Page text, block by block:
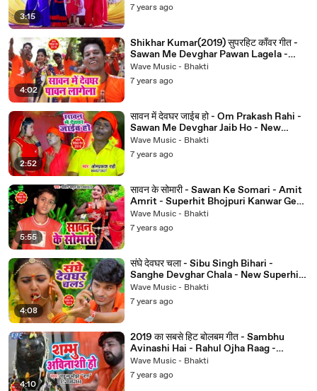
3:15
7 years ago
4:02
Shikhar Kumar(2019) सुपरहिट काँवर गीत -
Sawan Me Devghar Pawan Lagela -
New Bolbam Song 2019
Wave Music - Bhakti
7 years ago
2:52
सावन में देवघर जाईब हो - Om Prakash Rahi -
Sawan Me Devghar Jaib Ho - New
BolBam Song 2019
Wave Music - Bhakti
7 years ago
5:55
सावन के सोमारी - Sawan Ke Somari - Amit
Amrit - Superhit Bhojpuri Kanwar Geet
2019
Wave Music - Bhakti
7 years ago
4:08
संघे देवघर चला - Sibu Singh Bihari -
Sanghe Devghar Chala - New Superhit
Kanwar Geet 2019
Wave Music - Bhakti
7 years ago
4:10
2019 का सबसे हिट बोलबम गीत - Sambhu
Avinashi Hai - Rahul Ojha Raag -
Superhit Bol Bam Song 2019
Wave Music - Bhakti
7 years ago